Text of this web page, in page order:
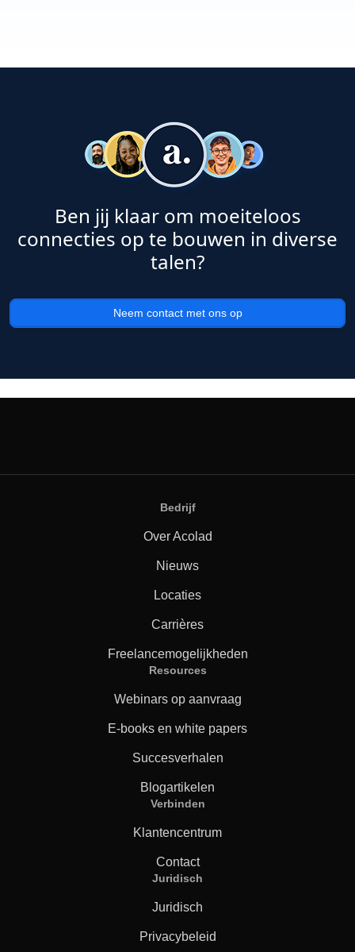
Ben jij klaar om moeiteloos
connecties op te bouwen in diverse
talen?
Neem contact met ons op
Bedrijf
Over Acolad
Nieuws
Locaties
Carrières
Freelancemogelijkheden
Resources
Webinars op aanvraag
E-books en white papers
Succesverhalen
Blogartikelen
Verbinden
Klantencentrum
Contact
Juridisch
Juridisch
Privacybeleid